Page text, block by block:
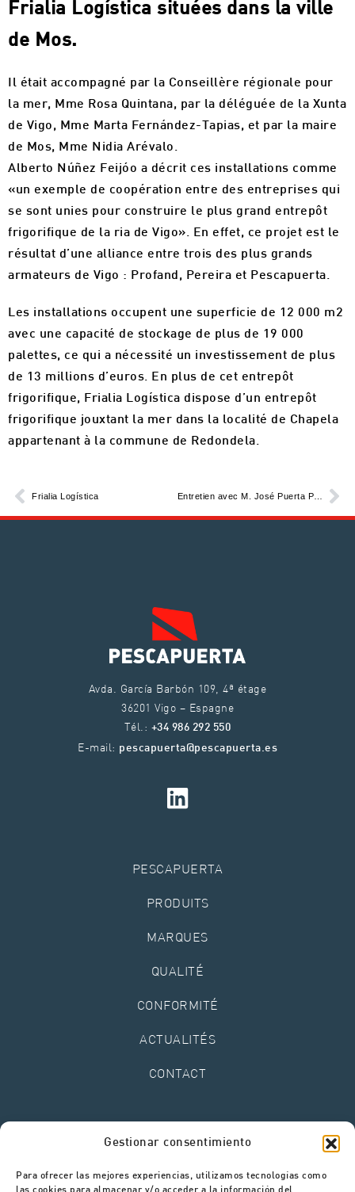
Gestionar consentimiento
Para ofrecer las mejores experiencias, utilizamos tecnologías como
Frialia Logística situées dans la ville
de Mos.
Il était accompagné par la Conseillère régionale pour
la mer, Mme Rosa Quintana, par la déléguée de la Xunta
de Vigo, Mme Marta Fernández-Tapias, et par la maire
de Mos, Mme Nidia Arévalo.
Alberto Núñez Feijóo a décrit ces installations comme
«un exemple de coopération entre des entreprises qui
se sont unies pour construire le plus grand entrepôt
frigorifique de la ria de Vigo». En effet, ce projet est le
résultat d’une alliance entre trois des plus grands
armateurs de Vigo : Profand, Pereira et Pescapuerta.
Les installations occupent une superficie de 12 000 m2
avec une capacité de stockage de plus de 19 000
palettes, ce qui a nécessité un investissement de plus
de 13 millions d’euros. En plus de cet entrepôt
frigorifique, Frialia Logística dispose d’un entrepôt
frigorifique jouxtant la mer dans la localité de Chapela
appartenant à la commune de Redondela.
Frialia Logística
Avda. García Barbón 109, 4ª étage
36201 Vigo – Espagne
Tél.: +34 986 292 550
E-mail: pescapuerta@pescapuerta.es
PESCAPUERTA
PRODUITS
MARQUES
QUALITÉ
CONFORMITÉ
ACTUALITÉS
CONTACT
Politique de cookies